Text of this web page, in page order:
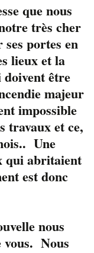
que nous
très cher
portes en
et la
être
majeur
impossible
travaux et ce,
Une
qui abritaient
est donc
nous
vous. Nous